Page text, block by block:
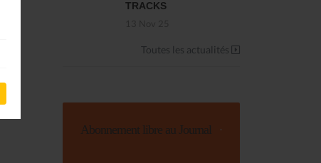
TRACKS
Toutes les actualités
Abonnement libre au Journal